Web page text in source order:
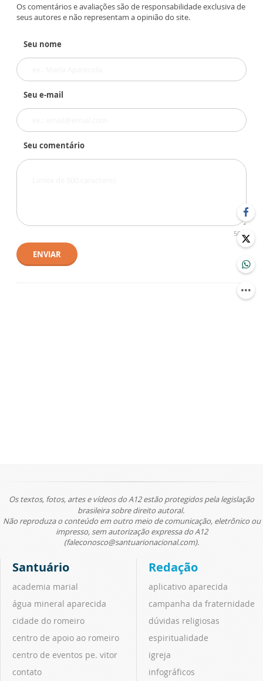
Os comentários e avaliações são de responsabilidade exclusiva de
seus autores e não representam a opinião do site.
Seu nome
Seu e-mail
Seu comentário
500
ENVIAR
Os textos, fotos, artes e vídeos do A12 estão protegidos pela legislação
brasileira sobre direito autoral.
Não reproduza o conteúdo em outro meio de comunicação, eletrônico ou
impresso, sem autorização expressa do A12
(faleconosco@santuarionacional.com).
Santuário
academia marial
água mineral aparecida
cidade do romeiro
centro de apoio ao romeiro
centro de eventos pe. vitor
contato
Redação
aplicativo aparecida
campanha da fraternidade
dúvidas religiosas
espiritualidade
igreja
infográficos